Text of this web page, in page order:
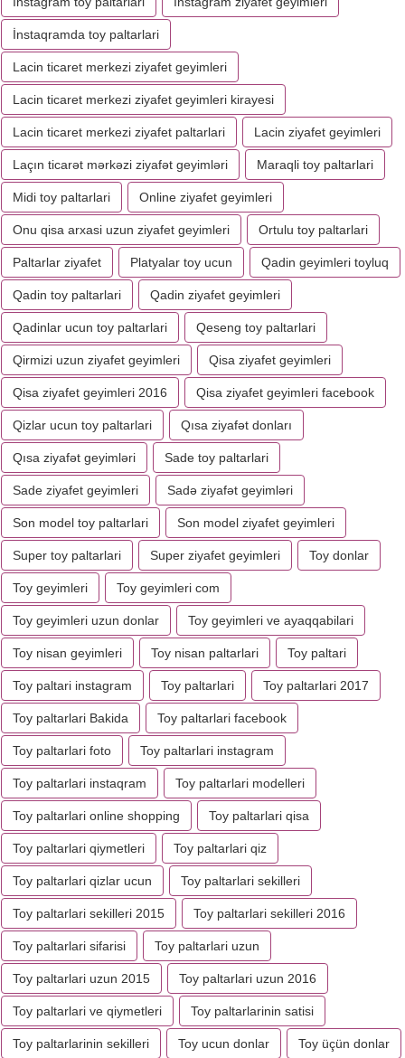
İnstaqramda toy paltarlari
Lacin ticaret merkezi ziyafet geyimleri
Lacin ticaret merkezi ziyafet geyimleri kirayesi
Lacin ticaret merkezi ziyafet paltarlari Lacin ziyafet geyimleri
Laçın ticarət mərkəzi ziyafət geyimləri Maraqli toy paltarlari
Midi toy paltarlari Online ziyafet geyimleri
Onu qisa arxasi uzun ziyafet geyimleri Ortulu toy paltarlari
Paltarlar ziyafet Platyalar toy ucun Qadin geyimleri toyluq
Qadin toy paltarlari Qadin ziyafet geyimleri
Qadinlar ucun toy paltarlari Qeseng toy paltarlari
Qirmizi uzun ziyafet geyimleri Qisa ziyafet geyimleri
Qisa ziyafet geyimleri 2016 Qisa ziyafet geyimleri facebook
Qizlar ucun toy paltarlari Qısa ziyafət donları
Qısa ziyafət geyimləri Sade toy paltarlari
Sade ziyafet geyimleri Sadə ziyafət geyimləri
Son model toy paltarlari Son model ziyafet geyimleri
Super toy paltarlari Super ziyafet geyimleri Toy donlar
Toy geyimleri Toy geyimleri com
Toy geyimleri uzun donlar Toy geyimleri ve ayaqqabilari
Toy nisan geyimleri Toy nisan paltarlari Toy paltari
Toy paltari instagram Toy paltarlari Toy paltarlari 2017
Toy paltarlari Bakida Toy paltarlari facebook
Toy paltarlari foto Toy paltarlari instagram
Toy paltarlari instaqram Toy paltarlari modelleri
Toy paltarlari online shopping Toy paltarlari qisa
Toy paltarlari qiymetleri Toy paltarlari qiz
Toy paltarlari qizlar ucun Toy paltarlari sekilleri
Toy paltarlari sekilleri 2015 Toy paltarlari sekilleri 2016
Toy paltarlari sifarisi Toy paltarlari uzun
Toy paltarlari uzun 2015 Toy paltarlari uzun 2016
Toy paltarlari ve qiymetleri Toy paltarlarinin satisi
Toy paltarlarinin sekilleri Toy ucun donlar Toy üçün donlar